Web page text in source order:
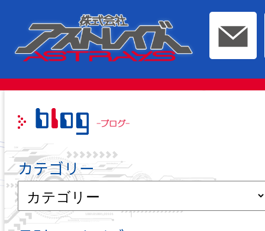
このページの本文へ移動
カテゴリー